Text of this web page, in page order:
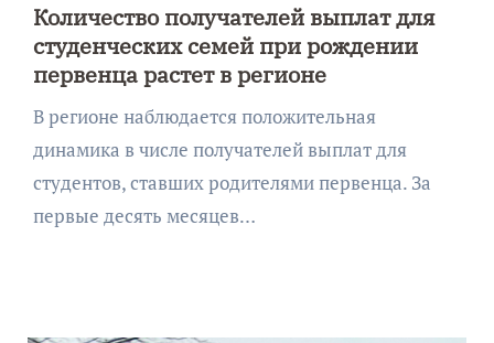
Количество получателей выплат для
студенческих семей при рождении
первенца растет в регионе
В регионе наблюдается положительная
динамика в числе получателей выплат для
студентов, ставших родителями первенца. За
первые десять месяцев…